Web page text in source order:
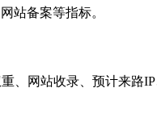
站备案等指标。
、网站收录、预计来路